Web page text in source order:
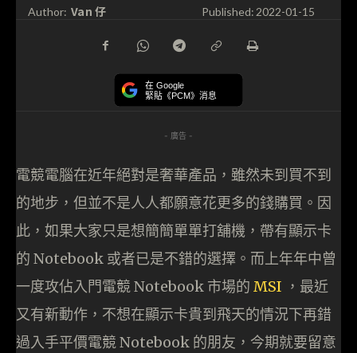
Author: Van 仔 Published: 2022-01-15
在 Google
緊貼《PCM》消息
- 廣告 -
電競電腦在近年絕對是奢華產品，雖然未到買不到
的地步，但並不是人人都願意花更多的錢購買。因
此，如果大家只是想簡簡單單打舖機，帶有顯示卡
的 Notebook 或者已是不錯的選擇。而上年年中曾
一度攻佔入門電競 Notebook 市場的 MSI ，最近
又有新動作，不想在顯示卡貴到飛天的情況下再錯
過入手平價電競 Notebook 的朋友，今期就要留意